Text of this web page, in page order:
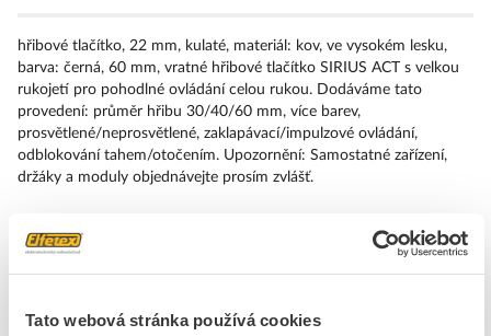
Tato webová stránka používá cookies
hřibové tlačítko, 22 mm, kulaté, materiál: kov, ve vysokém lesku,
barva: černá, 60 mm, vratné hřibové tlačítko SIRIUS ACT s velkou
rukojetí pro pohodlné ovládání celou rukou. Dodáváme tato
provedení: průměr hřibu 30/40/60 mm, více barev,
prosvětlené/neprosvětlené, zaklapávací/impulzové ovládání,
odblokování tahem/otočením. Upozornění: Samostatné zařízení,
držáky a moduly objednávejte prosím zvlášť.
Značka
Stupeň krytí (IP)
IP67/IP69K